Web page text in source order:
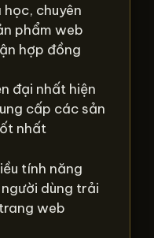
chuyên
phẩm web
hợp đồng
đại nhất hiện
cấp các sản
nhất
tính năng
dùng trải
web